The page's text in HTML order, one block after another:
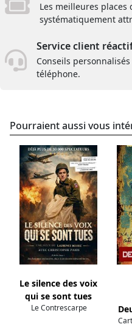
Les meilleures
systématiquement
Service client
Conseils
téléphone.
Pourraient aussi vous
Le silence des voix
qui se sont tues
Le Contrescarpe